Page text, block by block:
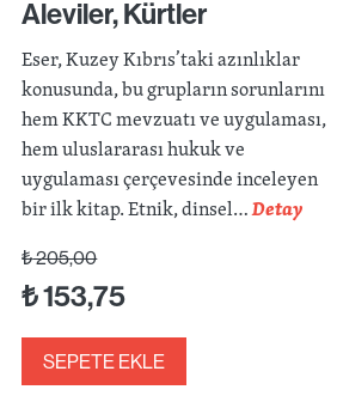
Aleviler, Kürtler
Eser, Kuzey Kıbrıs’taki azınlıklar
konusunda, bu grupların sorunlarını
hem KKTC mevzuatı ve uygulaması,
hem uluslararası hukuk ve
uygulaması çerçevesinde inceleyen
bir ilk kitap. Etnik, dinsel…Detay
₺205,00
₺153,75
SEPETE EKLE